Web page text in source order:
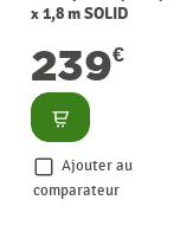
x 1,8 m SOLID
239€
Consulter
Ajouter au
comparateur